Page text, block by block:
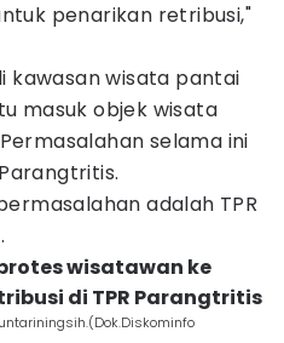
penarikan retribusi,"
kawasan wisata pantai
masuk objek wisata
selama ini
adalah TPR
wisatawan ke
di TPR Parangtritis